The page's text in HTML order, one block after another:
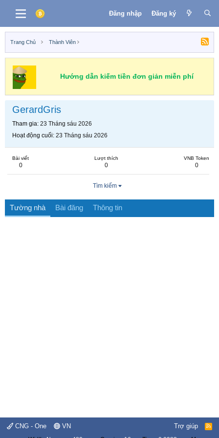
Đăng nhập Đăng ký
Trang Chủ Thành Viên
Hướng dẫn kiếm tiền đơn giản miễn phí
GerardGris
Tham gia 23 Tháng sáu 2026
Hoạt động cuối 23 Tháng sáu 2026
Bài viết
0
Lượt thích
0
VNB Token
0
Tìm kiếm
Tường nhà Bài đăng Thông tin
CNG - One VN Trợ giúp
R